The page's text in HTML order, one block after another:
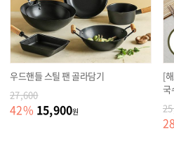
우드핸들 스틸 팬 골라담기
27,600
42% 15,900원
[
국
28